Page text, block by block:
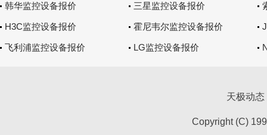
韩华监控设备报价 三星监控设备报价
H3C监控设备报价 霍尼韦尔监控设备报价
飞利浦监控设备报价 LG监控设备报价
天极动态
Copyright (C)